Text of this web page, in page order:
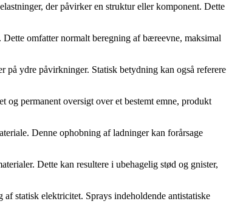
der påvirker en struktur eller komponent. Dette
omfatter normalt beregning af bæreevne, maksimal
på ydre påvirkninger. Statisk betydning kan også referere
og permanent oversigt over et bestemt emne, produkt
Denne ophobning af ladninger kan forårsage
Dette kan resultere i ubehagelig stød og gnister,
statisk elektricitet. Sprays indeholdende antistatiske